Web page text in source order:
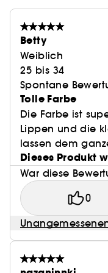
Betty
Weiblich
25 bis 34
Spontane
Tolle Farbe
Die Farbe ist
Lippen und die
lassen dem
Dieses Produkt
War diese
0